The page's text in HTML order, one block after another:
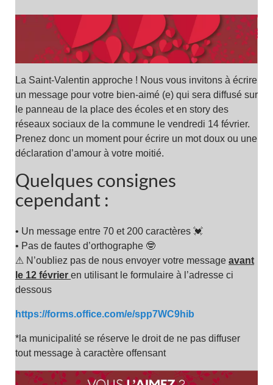
La Saint-Valentin approche ! Nous vous invitons à écrire
un message pour votre bien-aimé (e) qui sera diffusé sur
le panneau de la place des écoles et en story des
réseaux sociaux de la commune le vendredi 14 février.
Prenez donc un moment pour écrire un mot doux ou une
déclaration d’amour à votre moitié.
Quelques consignes
cependant :
• Un message entre 70 et 200 caractères 💓
• Pas de fautes d’orthographe 🤓
⚠ N’oubliez pas de nous envoyer votre message avant
le 12 février en utilisant le formulaire à l’adresse ci
dessous
https://forms.office.com/e/spp7WC9hib
*la municipalité se réserve le droit de ne pas diffuser
tout message à caractère offensant